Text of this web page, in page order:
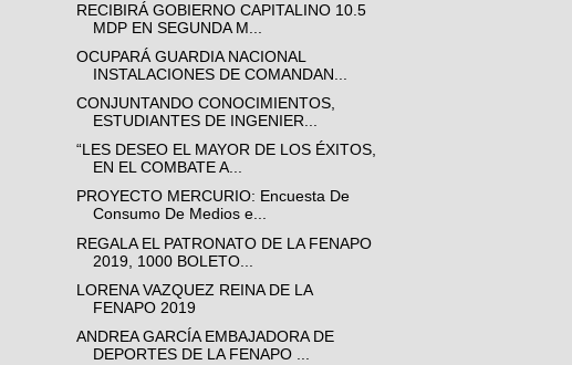
RECIBIRÁ GOBIERNO CAPITALINO 10.5
MDP EN SEGUNDA M...
OCUPARÁ GUARDIA NACIONAL
INSTALACIONES DE COMANDAN...
CONJUNTANDO CONOCIMIENTOS,
ESTUDIANTES DE INGENIER...
“LES DESEO EL MAYOR DE LOS ÉXITOS,
EN EL COMBATE A...
PROYECTO MERCURIO: Encuesta De
Consumo De Medios e...
REGALA EL PATRONATO DE LA FENAPO
2019, 1000 BOLETO...
LORENA VAZQUEZ REINA DE LA
FENAPO 2019
ANDREA GARCÍA EMBAJADORA DE
DEPORTES DE LA FENAPO ...